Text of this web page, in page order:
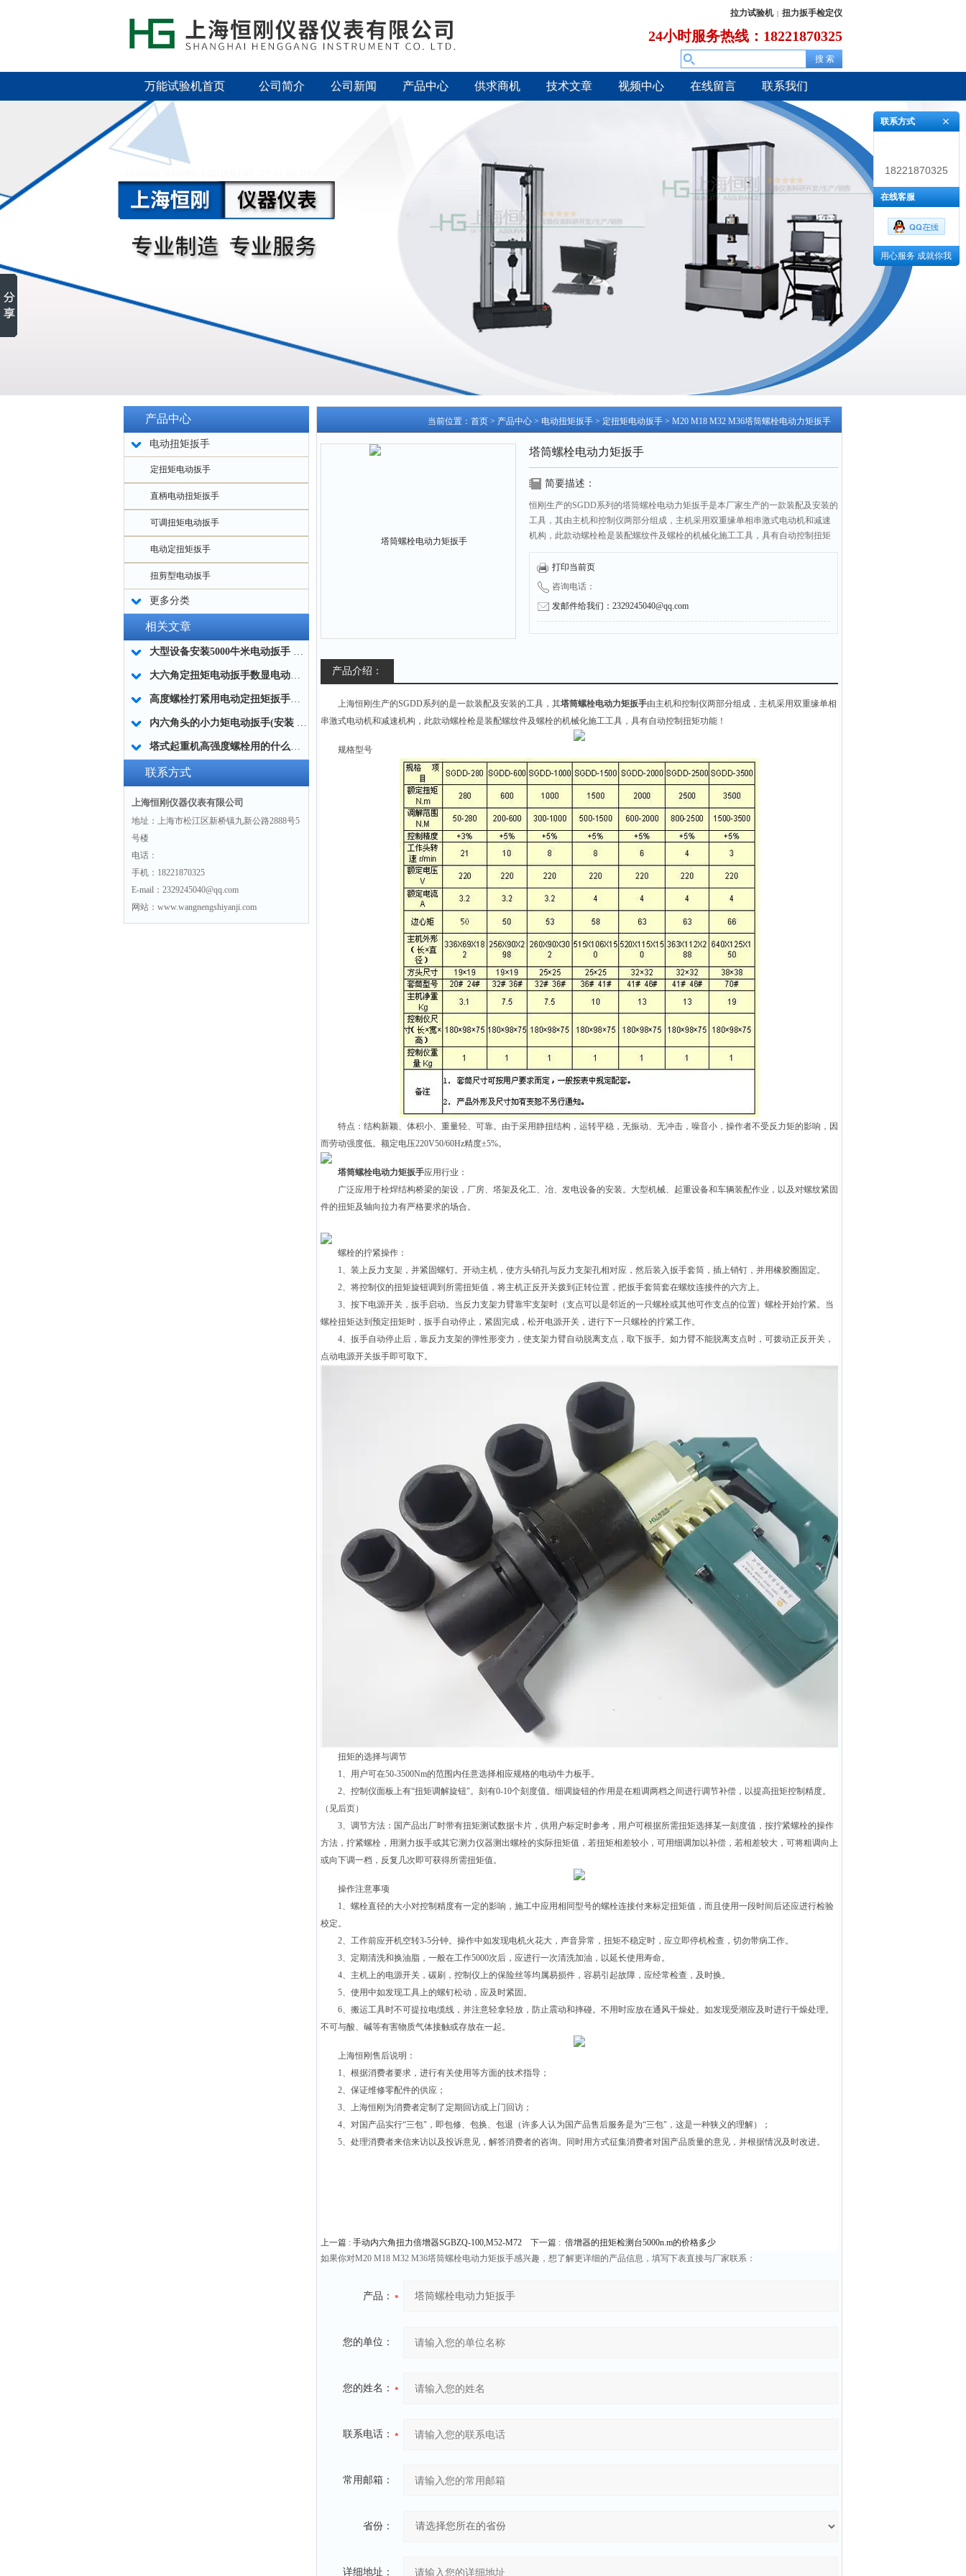
拉力试验机 | 扭力扳手检定仪
24小时服务热线：18221870325
万能试验机首页 公司简介 公司新闻 产品中心 供求商机 技术文章 视频中心 在线留言 联系我们
产品中心
电动扭矩扳手
定扭矩电动扳手
直柄电动扭矩扳手
可调扭矩电动扳手
电动定扭矩扳手
扭剪型电动扳手
更多分类
相关文章
大型设备安装5000牛米电动扳手 高强度螺栓紧固电动扳手生产制造商
大六角定扭矩电动扳手数显电动扭矩扳手 桥梁专用电动扭矩扳手数显
高度螺栓打紧用电动定扭矩扳手工具50-5000Nm
内六角头的小力矩电动扳手(安装 装配)生产厂家
塔式起重机高强度螺栓用的什么扭矩扳手(定扭矩电动扳手)
联系方式
上海恒刚仪器仪表有限公司
地址：上海市松江区新桥镇九新公路2888号5
号楼
电话：
手机：18221870325
E-mail：2329245040@qq.com
网站：www.wangnengshiyanji.com
当前位置： 首页 > 产品中心 > 电动扭矩扳手 > 定扭矩电动扳手 > M20 M18 M32 M36塔筒螺栓电动力矩扳手
塔筒螺栓电动力矩扳手
简要描述：
恒刚生产的SGDD系列的塔筒螺栓电动力矩扳手是本厂家生产的一款装配及安装的
工具，其由主机和控制仪两部分组成，主机采用双重缘单相串激式电动机和减速
机构，此款动螺栓枪是装配螺纹件及螺栓的机械化施工工具，具有自动控制扭矩
功能！
打印当前页
咨询电话：
发邮件给我们：2329245040@qq.com
产品介绍：
上海恒刚生产的SGDD系列的是一款装配及安装的工具，其塔筒螺栓电动力矩扳手由主机和控制仪两部分组成，主机采用双重缘单相
串激式电动机和减速机构，此款动螺栓枪是装配螺纹件及螺栓的机械化施工工具，具有自动控制扭矩功能！
规格型号
特点：结构新颖、体积小、重量轻、可靠。由于采用静扭结构，运转平稳，无振动、无冲击，噪音小，操作者不受反力矩的影响，因
而劳动强度低。额定电压220V50/60Hz精度±5%。
塔筒螺栓电动力矩扳手应用行业：
广泛应用于栓焊结构桥梁的架设，厂房、塔架及化工、冶、发电设备的安装。大型机械、起重设备和车辆装配作业，以及对螺纹紧固
件的扭矩及轴向拉力有严格要求的场合。
螺栓的拧紧操作：
1、装上反力支架，并紧固螺钉。开动主机，使方头销孔与反力支架孔相对应，然后装入扳手套筒，插上销钉，并用橡胶圈固定。
2、将控制仪的扭矩旋钮调到所需扭矩值，将主机正反开关拨到正转位置，把扳手套筒套在螺纹连接件的六方上。
3、按下电源开关，扳手启动。当反力支架力臂靠牢支架时（支点可以是邻近的一只螺栓或其他可作支点的位置）螺栓开始拧紧。当
螺栓扭矩达到预定扭矩时，扳手自动停止，紧固完成，松开电源开关，进行下一只螺栓的拧紧工作。
4、扳手自动停止后，靠反力支架的弹性形变力，使支架力臂自动脱离支点，取下扳手。如力臂不能脱离支点时，可拨动正反开关，
点动电源开关扳手即可取下。
扭矩的选择与调节
1、用户可在50-3500Nm的范围内任意选择相应规格的电动牛力板手。
2、控制仪面板上有“扭矩调解旋钮"。刻有0-10个刻度值。细调旋钮的作用是在粗调两档之间进行调节补偿，以提高扭矩控制精度。
（见后页）
3、调节方法：国产品出厂时带有扭矩测试数据卡片，供用户标定时参考，用户可根据所需扭矩选择某一刻度值，按拧紧螺栓的操作
方法，拧紧螺栓，用测力扳手或其它测力仪器测出螺栓的实际扭矩值，若扭矩相差较小，可用细调加以补偿，若相差较大，可将粗调向上
或向下调一档，反复几次即可获得所需扭矩值。
操作注意事项
1、螺栓直径的大小对控制精度有一定的影响，施工中应用相同型号的螺栓连接付来标定扭矩值，而且使用一段时间后还应进行检验
校定。
2、工作前应开机空转3-5分钟。操作中如发现电机火花大，声音异常，扭矩不稳定时，应立即停机检查，切勿带病工作。
3、定期清洗和换油脂，一般在工作5000次后，应进行一次清洗加油，以延长使用寿命。
4、主机上的电源开关，碳刷，控制仪上的保险丝等均属易损件，容易引起故障，应经常检查，及时换。
5、使用中如发现工具上的螺钉松动，应及时紧固。
6、搬运工具时不可提拉电缆线，并注意轻拿轻放，防止震动和摔碰。不用时应放在通风干燥处。如发现受潮应及时进行干燥处理。
不可与酸、碱等有害物质气体接触或存放在一起。
上海恒刚售后说明：
1、根据消费者要求，进行有关使用等方面的技术指导；
2、保证维修零配件的供应；
3、上海恒刚为消费者定制了定期回访或上门回访；
4、对国产品实行“三包"，即包修、包换、包退（许多人认为国产品售后服务是为“三包"，这是一种狭义的理解）；
5、处理消费者来信来访以及投诉意见，解答消费者的咨询。同时用方式征集消费者对国产品质量的意见，并根据情况及时改进。
上一篇 : 手动内六角扭力倍增器SGBZQ-100,M52-M72 下一篇 : 倍增器的扭矩检测台5000n.m的价格多少
如果你对M20 M18 M32 M36塔筒螺栓电动力矩扳手感兴趣，想了解更详细的产品信息，填写下表直接与厂家联系：
产品：
您的单位：
您的姓名：
联系电话：
常用邮箱：
省份：
详细地址：
联系方式
18221870325
在线客服
用心服务 成就你我